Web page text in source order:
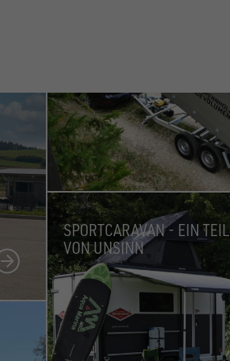
SPORTCARAVAN - EIN TEIL
VON UNSINN